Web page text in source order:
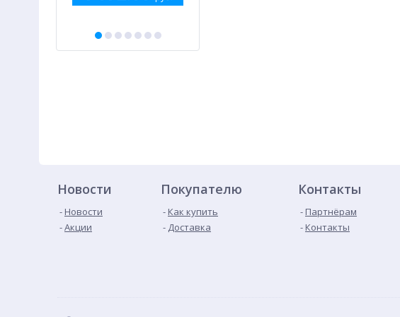
Новости
Новости
Акции
Покупателю
Как купить
Доставка
Контакты
Партнёрам
Контакты